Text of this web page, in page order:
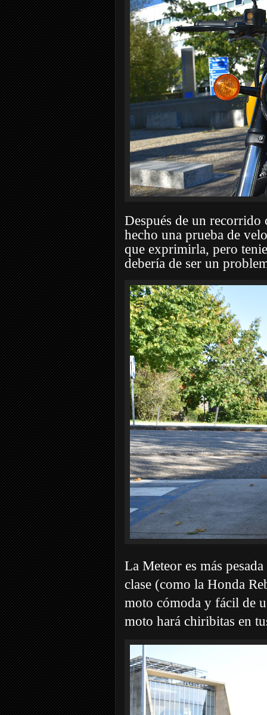
Después de un recorrido
hecho una prueba de
que exprimirla, pero
debería de ser un
La Meteor es más
clase (como la Honda
moto cómoda y fácil de
moto hará chiribitas en